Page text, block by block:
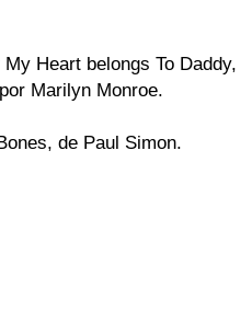
My Heart belongs To Daddy,
Marilyn Monroe.
, de Paul Simon.